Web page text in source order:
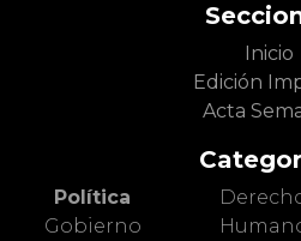
Inicio
Edición
Acta
Política
Gobierno